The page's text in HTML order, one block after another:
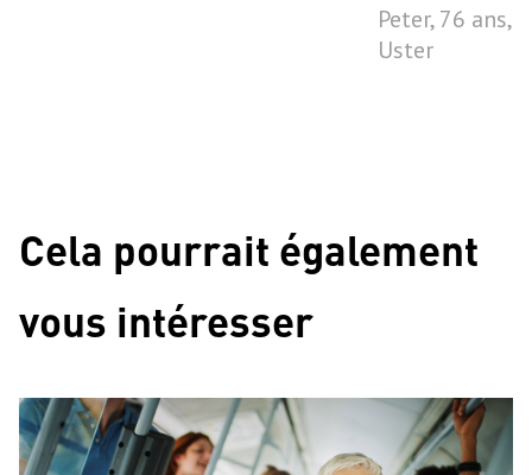
Peter, 76 ans,
Uster
Cela pourrait également
vous intéresser